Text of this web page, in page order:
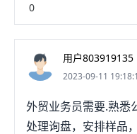
0
用户803919135
2023-09-11
外贸业务员需要.熟悉
处理询盘，安排样品